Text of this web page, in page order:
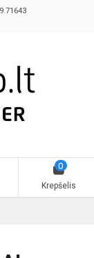
71643
0
Krepšelis